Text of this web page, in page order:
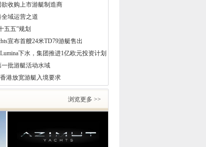
收购上市游艇制造商
域运营之道
五五”规划
宣布首艘24米TD79游艇售出
下水，集团推进1亿欧元投资计划
批游艇活动水域
港放宽游艇入境要求
浏览更多 >>